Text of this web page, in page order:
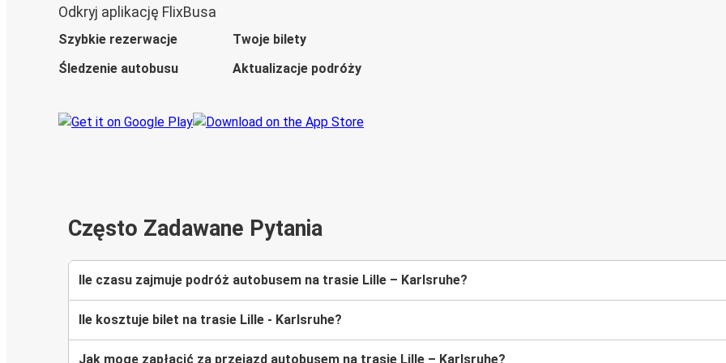
Odkryj aplikację FlixBusa
Szybkie rezerwacje
Twoje bilety
Śledzenie autobusu
Aktualizacje podróży
Często Zadawane Pytania
Ile czasu zajmuje podróż autobusem na trasie Lille – Karlsruhe?
Ile kosztuje bilet na trasie Lille - Karlsruhe?
Jak mogę zapłacić za przejazd autobusem na trasie Lille – Karlsruhe?